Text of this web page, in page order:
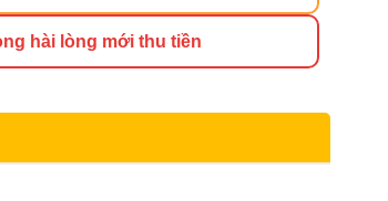
hài lòng mới thu tiền